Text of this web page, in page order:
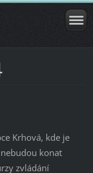
Krhová, kde je
konat
zvládání